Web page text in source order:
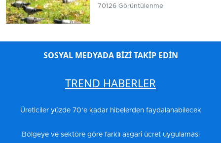
70126 Görüntülenme
SOSYAL MEDYADA BİZİ TAKİP EDİN
TREND HABERLER
Üreticiler yüzde 70’e kadar hibelerden faydalanabilecek
Bölgeye ve sektöre göre farklı asgari ücret uygulaması